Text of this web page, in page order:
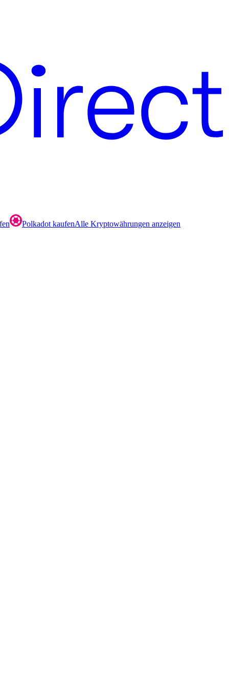
Polkadot kaufenAlle Kryptowährungen anzeigen